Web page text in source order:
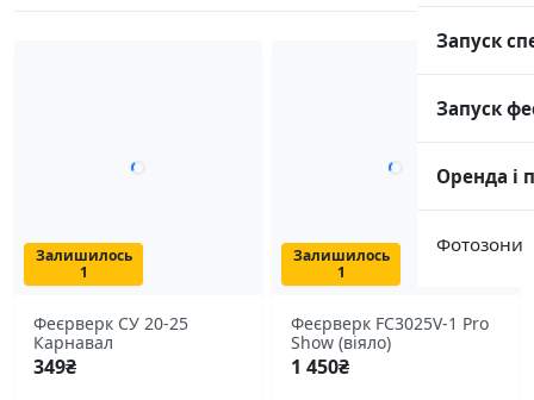
Запуск
Запуск
Оренда і
Фотозони
Залишилось
1
Феєрверк СУ 20-25
Карнавал
349₴
Залишилось
1
Феєрверк FC3025V-1 Pro
Show (віяло)
1 450₴